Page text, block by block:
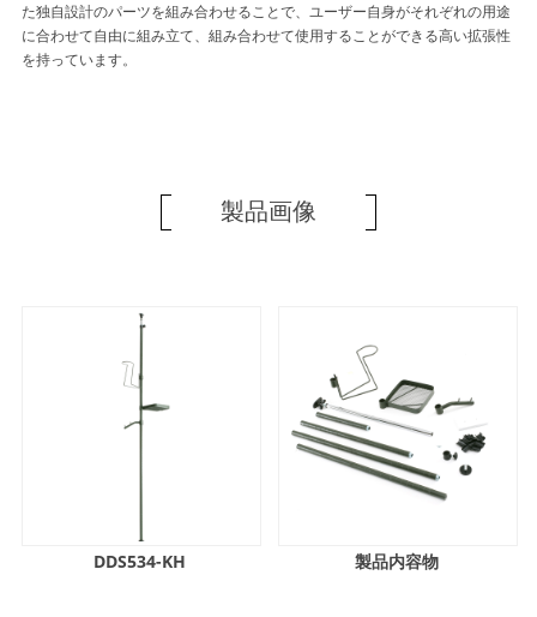
た独自設計のパーツを組み合わせることで、ユーザー自身がそれぞれの用途
に合わせて自由に組み立て、組み合わせて使用することができる高い拡張性
を持っています。
製品画像
DDS534-KH 製品内容物